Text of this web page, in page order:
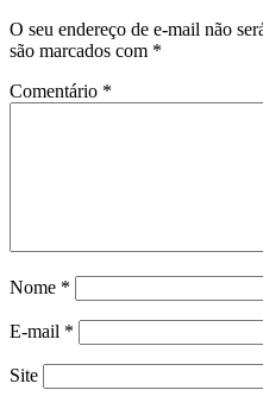
O seu endereço de e-mail não
são marcados com *
Comentário *
Nome *
E-mail *
Site